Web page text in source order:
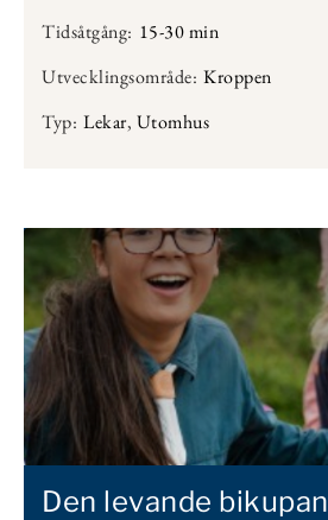
Tidsåtgång: 15-30 min
Utvecklingsområde: Kroppen
Typ: Lekar, Utomhus
Den levande bikupan